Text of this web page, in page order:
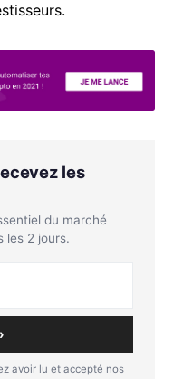
les
du marché
les 2 jours.
avoir lu et accepté nos